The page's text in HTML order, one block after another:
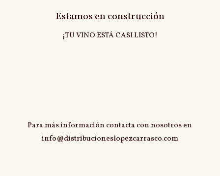
Estamos en construcción
¡TU VINO ESTÁ CASI LISTO!
Para más información contacta con nosotros en
info@distribucioneslopezcarrasco.com